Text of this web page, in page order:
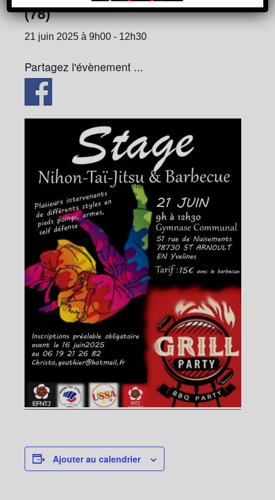
(78)
21 juin 2025 à 9h00 - 12h30
Partagez l'évènement ...
Ajouter au calendrier